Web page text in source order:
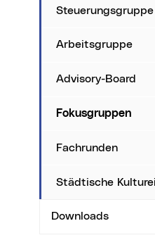
Steuerungsgruppe
Arbeitsgruppe
Advisory-Board
Fokusgruppen
Fachrunden
Städtische
Downloads